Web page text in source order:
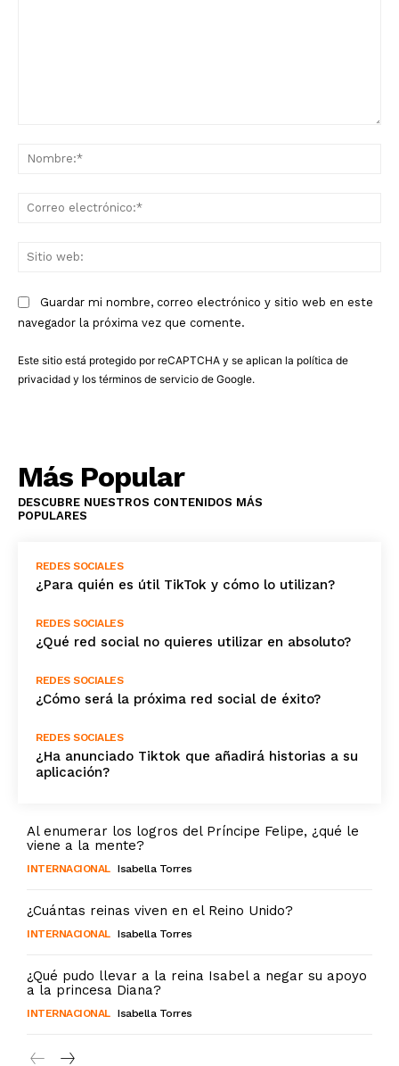
Guardar mi nombre, correo electrónico y sitio web en este
navegador la próxima vez que comente.
Este sitio está protegido por reCAPTCHA y se aplican la política de
privacidad y los términos de servicio de Google.
Más Popular
DESCUBRE NUESTROS CONTENIDOS MÁS
POPULARES
REDES SOCIALES
¿Para quién es útil TikTok y cómo lo utilizan?
REDES SOCIALES
¿Qué red social no quieres utilizar en absoluto?
REDES SOCIALES
¿Cómo será la próxima red social de éxito?
REDES SOCIALES
¿Ha anunciado Tiktok que añadirá historias a su
aplicación?
Al enumerar los logros del Príncipe Felipe, ¿qué le
viene a la mente?
INTERNACIONAL Isabella Torres
¿Cuántas reinas viven en el Reino Unido?
INTERNACIONAL Isabella Torres
¿Qué pudo llevar a la reina Isabel a negar su apoyo
a la princesa Diana?
INTERNACIONAL Isabella Torres